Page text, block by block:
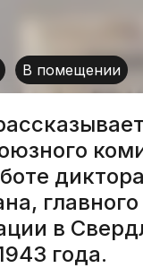
В помещении
в
года.